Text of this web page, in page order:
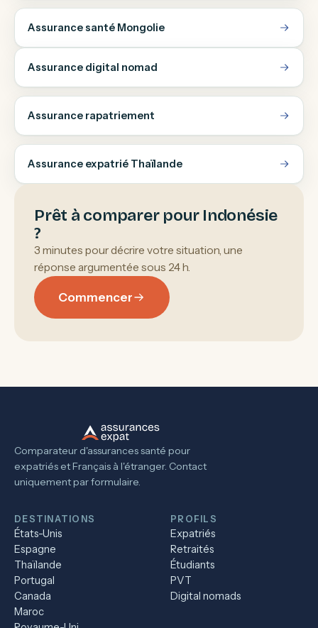
Assurance santé Mongolie
Assurance digital nomad
Assurance rapatriement
Assurance expatrié Thaïlande
Prêt à comparer pour Indonésie
?
3 minutes pour décrire votre situation, une
réponse argumentée sous 24 h.
Commencer
Comparateur d'assurances santé pour
expatriés et Français à l'étranger. Contact
uniquement par formulaire.
DESTINATIONS
États-Unis
Espagne
Thaïlande
Portugal
Canada
Maroc
PROFILS
Expatriés
Retraités
Étudiants
PVT
Digital nomads